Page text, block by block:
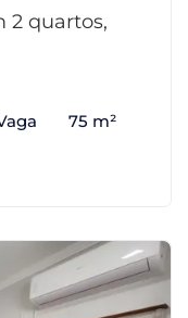
2 quartos,
75 m²